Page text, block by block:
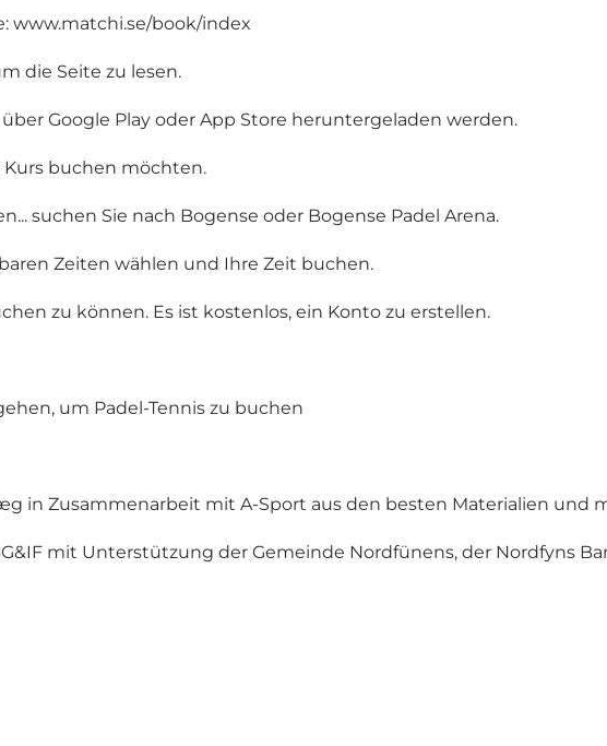
www.matchi.se/book/index
die Seite zu lesen.
Google Play oder App Store heruntergeladen werden.
Kurs buchen möchten.
suchen Sie nach Bogense oder Bogense Padel Arena.
Zeiten wählen und Ihre Zeit buchen.
zu können. Es ist kostenlos, ein Konto zu erstellen.
um Padel-Tennis zu buchen
in Zusammenarbeit mit A-Sport aus den besten Materialien und
mit Unterstützung der Gemeinde Nordfünens, der Nordfyns